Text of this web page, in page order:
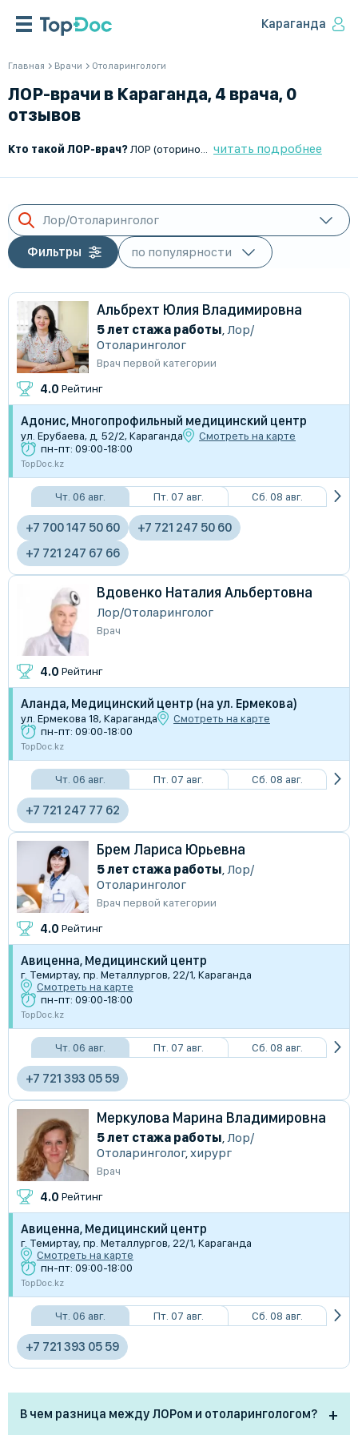
Караганда
Главная Врачи Отоларингологи
ЛОР-врачи в Караганда, 4 врача, 0
отзывов
Кто такой ЛОР-врач? ЛОР (оториноларинголог) – это врач, специализирующийся на диагностике, лечении и профилактике заболеваний уха, горла и носа. Он занимается патологиями верхних дыхательных путей, слухового аппарата и смежных областей, включая носовые пазухи и гортань. читать подробнее
Лор/Отоларинголог
Фильтры
Альбрехт Юлия Владимировна
5 лет стажа работы,Лор/
Отоларинголог
Врач первой категории
4.0 Рейтинг
Адонис, Многопрофильный медицинский центр
ул. Ерубаева, д. 52/2, Караганда
Смотреть на карте
пн-пт: 09:00-18:00
TopDoc.kz
Чт. 06 авг. Пт. 07 авг. Сб. 08 авг.
+7 700 147 50 60
+7 721 247 50 60
+7 721 247 67 66
Вдовенко Наталия Альбертовна
Лор/Отоларинголог
Врач
4.0 Рейтинг
Аланда, Медицинский центр (на ул. Ермекова)
ул. Ермекова 18, Караганда
Смотреть на карте
пн-пт: 09:00-18:00
TopDoc.kz
Чт. 06 авг. Пт. 07 авг. Сб. 08 авг.
+7 721 247 77 62
Брем Лариса Юрьевна
5 лет стажа работы,Лор/
Отоларинголог
Врач первой категории
4.0 Рейтинг
Авиценна, Медицинский центр
г. Темиртау, пр. Металлургов, 22/1, Караганда
Смотреть на карте
пн-пт: 09:00-18:00
TopDoc.kz
Чт. 06 авг. Пт. 07 авг. Сб. 08 авг.
+7 721 393 05 59
Меркулова Марина Владимировна
5 лет стажа работы,Лор/
Отоларинголог,хирург
Врач
4.0 Рейтинг
Авиценна, Медицинский центр
г. Темиртау, пр. Металлургов, 22/1, Караганда
Смотреть на карте
пн-пт: 09:00-18:00
TopDoc.kz
Чт. 06 авг. Пт. 07 авг. Сб. 08 авг.
+7 721 393 05 59
В чем разница между ЛОРом и отоларингологом?